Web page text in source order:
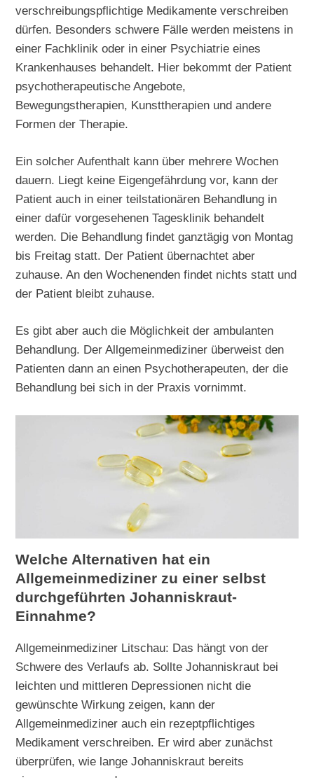
verschreibungspflichtige Medikamente verschreiben
dürfen. Besonders schwere Fälle werden meistens in
einer Fachklinik oder in einer Psychiatrie eines
Krankenhauses behandelt. Hier bekommt der Patient
psychotherapeutische Angebote,
Bewegungstherapien, Kunsttherapien und andere
Formen der Therapie.
Ein solcher Aufenthalt kann über mehrere Wochen
dauern. Liegt keine Eigengefährdung vor, kann der
Patient auch in einer teilstationären Behandlung in
einer dafür vorgesehenen Tagesklinik behandelt
werden. Die Behandlung findet ganztägig von Montag
bis Freitag statt. Der Patient übernachtet aber
zuhause. An den Wochenenden findet nichts statt und
der Patient bleibt zuhause.
Es gibt aber auch die Möglichkeit der ambulanten
Behandlung. Der Allgemeinmediziner überweist den
Patienten dann an einen Psychotherapeuten, der die
Behandlung bei sich in der Praxis vornimmt.
Welche Alternativen hat ein
Allgemeinmediziner zu einer selbst
durchgeführten Johanniskraut-
Einnahme?
Allgemeinmediziner Litschau: Das hängt von der
Schwere des Verlaufs ab. Sollte Johanniskraut bei
leichten und mittleren Depressionen nicht die
gewünschte Wirkung zeigen, kann der
Allgemeinmediziner auch ein rezeptpflichtiges
Medikament verschreiben. Er wird aber zunächst
überprüfen, wie lange Johanniskraut bereits